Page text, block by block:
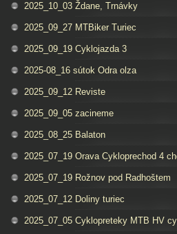
2025_10_03 Ždane, Trnávky
2025_09_27 MTBiker Turiec
2025_09_19 Cyklojazda 3
2025-08_16 sútok Odra olza
2025_09_12 Reviste
2025_09_05 zacineme
2025_08_25 Balaton
2025_07_19 Orava Cykloprechod 4
2025_07_19 Rožnov pod Radhoštem
2025_07_12 Doliny turiec
2025_07_05 Cyklopreteky MTB HV